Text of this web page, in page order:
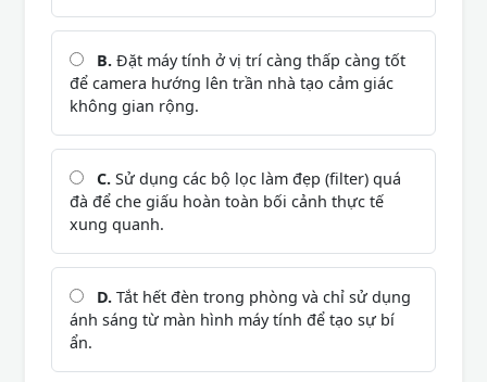
B. Đặt máy tính ở vị trí càng thấp càng tốt
để camera hướng lên trần nhà tạo cảm giác
không gian rộng.
C. Sử dụng các bộ lọc làm đẹp (filter) quá
đà để che giấu hoàn toàn bối cảnh thực tế
xung quanh.
D. Tắt hết đèn trong phòng và chỉ sử dụng
ánh sáng từ màn hình máy tính để tạo sự bí
ẩn.